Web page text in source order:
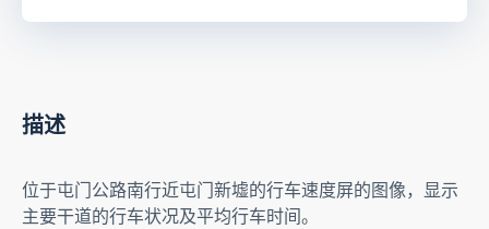
描述
位于屯门公路南行近屯门新墟的行车速度屏的图像，显示
主要干道的行车状况及平均行车时间。